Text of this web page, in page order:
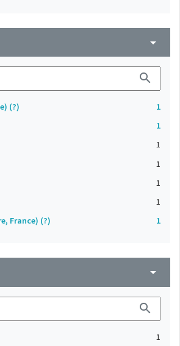
arrow_drop_down
search
(?)
1
1
1
1
1
1
France) (?)
1
arrow_drop_down
search
1